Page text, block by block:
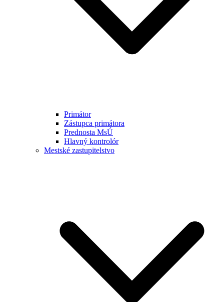
Primátor
Zástupca primátora
Prednosta MsÚ
Hlavný kontrolór
Mestské zastupitelstvo